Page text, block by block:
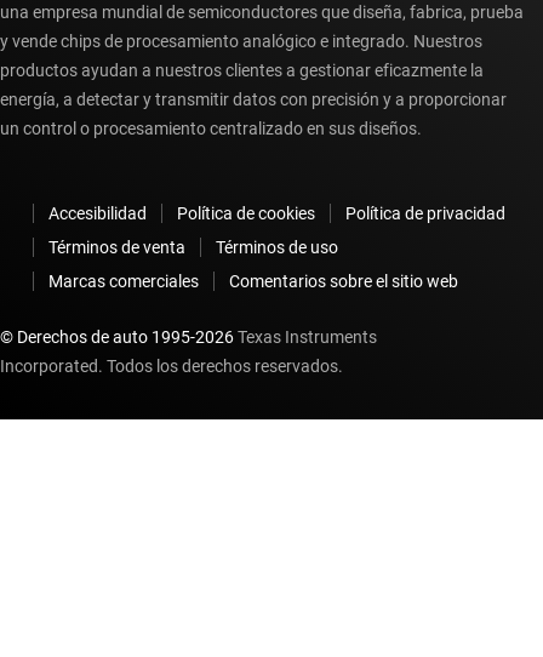
una empresa mundial de semiconductores que diseña, fabrica, prueba
y vende chips de procesamiento analógico e integrado. Nuestros
productos ayudan a nuestros clientes a gestionar eficazmente la
energía, a detectar y transmitir datos con precisión y a proporcionar
un control o procesamiento centralizado en sus diseños.
Accesibilidad Política de cookies
Política de privacidad
Términos de venta
Términos de uso
Marcas comerciales
Comentarios sobre el sitio web
© Derechos de auto 1995-2026Texas Instruments
Incorporated. Todos los derechos reservados.